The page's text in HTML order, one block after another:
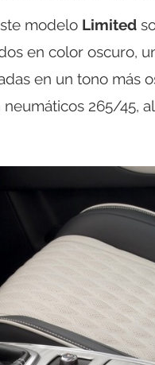
modelo Limited
en color oscuro,
en un tono más
neumáticos 265/45,